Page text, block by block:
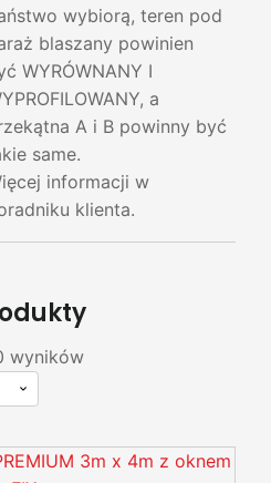
wybiorą, teren pod
blaszany powinien
WYRÓWNANY I
a
A i B powinny być
same.
informacji w
klienta.
wyników